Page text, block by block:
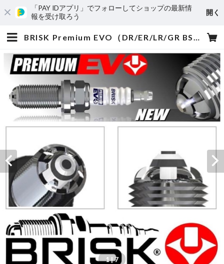
「PAY IDアプリ」でフォローしてショップの最新情
報を受け取ろう
開く
BRISK Premium EVO（DR/ER/LR/GR BSXC,SXC) ブリスク プレミアムエボ スパークプラグ（生産中止の為、在庫限り） | レースクラフターズジャパン オフィシャルEC
1| 7